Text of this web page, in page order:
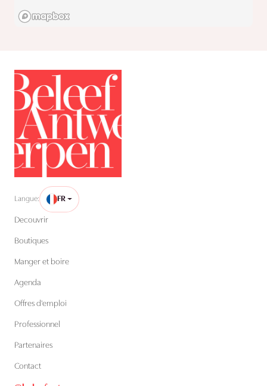
Langue: FR
Decouvrir
Boutiques
Manger et boire
Agenda
Offres d'emploi
Professionnel
Partenaires
Contact